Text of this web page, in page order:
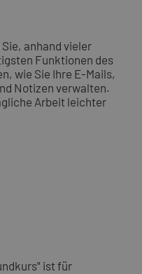
anhand vieler
Funktionen des
wie Sie Ihre E-Mails,
Notizen verwalten.
Arbeit leichter
ist für